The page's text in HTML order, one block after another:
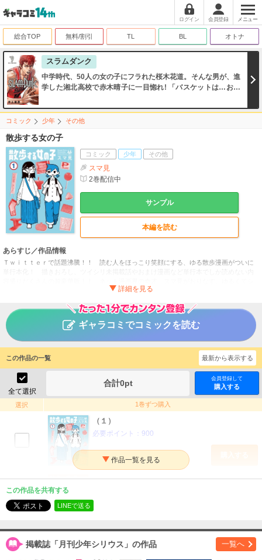
ログイン 会員登録 メニュー
総合TOP 無料/割引 TL BL オトナ
スラムダンク
中学時代、50人の女の子にフラれた桜木花道。そんな男が、進
学した湘北高校で赤木晴子に一目惚れ! 「バスケットは…お好
えることに!!
コミック 少年 その他
散歩する女の子
コミック 少年 その他
スマ見
2巻配信中
サンプル
本編を読む
あらすじ／作品情報
Ｔｗｉｔｔｅｒで話題沸騰！！ 読む人をほっこり笑顔にする、ゆる散歩漫画がついに
単行本化！ 描きおろし、ツイシリ未掲載話やおまけ漫画など単行本でしか読めない内
ュール、そしてかわいい女の子二人のお散歩な日々をどうぞお楽しみください。
タイトル 散歩する女の子
スマ見
少年／その他
掲載誌
出版社
ギャラコミでコミックを読む
この作品の一覧
全て選択
合計0pt 会員登録して
購入する
選択 1巻ずつ購入
最新から表示する
（１）
必要ポイント： 900
（２）
この作品を共有する
LINEで送る
掲載誌「月刊少年シリウス」の作品 一覧へ